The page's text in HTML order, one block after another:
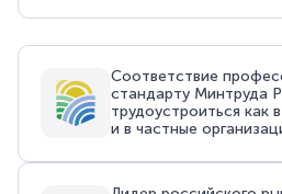
Соответствие
стандарту Минтруда
трудоустроиться как
и в частные